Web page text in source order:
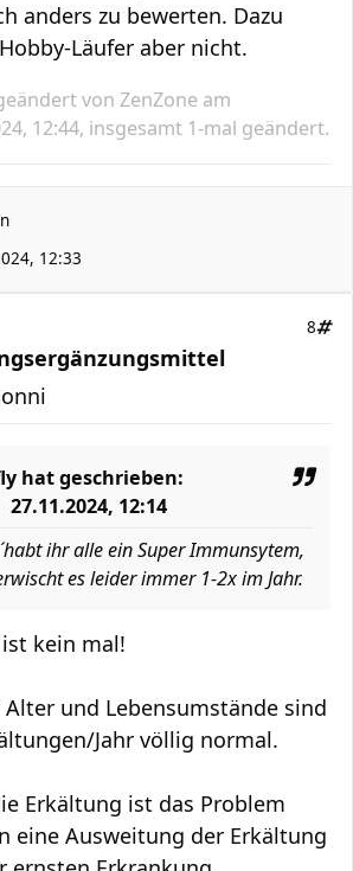
anders zu bewerten. Dazu
Läufer aber nicht.
von ZenZone am
12:44, insgesamt 1-mal geändert.
12:33
8
hat geschrieben:
27.11.2024, 12:14
ihr alle ein Super Immunsytem,
es leider immer 1-2x im Jahr.
kein mal!
Alter und Lebensumstände sind
Jahr völlig normal.
Erkältung ist das Problem
eine Ausweitung der Erkältung